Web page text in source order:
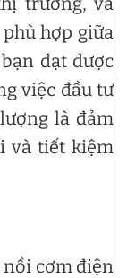
hợp giữa
đạt được
việc đầu tư
là đảm
và tiết kiệm
nồi cơm điện